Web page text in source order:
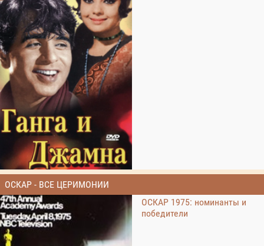
ОСКАР - ВСЕ ЦЕРИМОНИИ
ОСКАР 1975: номинанты и
победители